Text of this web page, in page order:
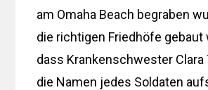
am Omaha Beach begraben
die richtigen Friedhöfe gebaut
dass Krankenschwester Clara
die Namen jedes Soldaten